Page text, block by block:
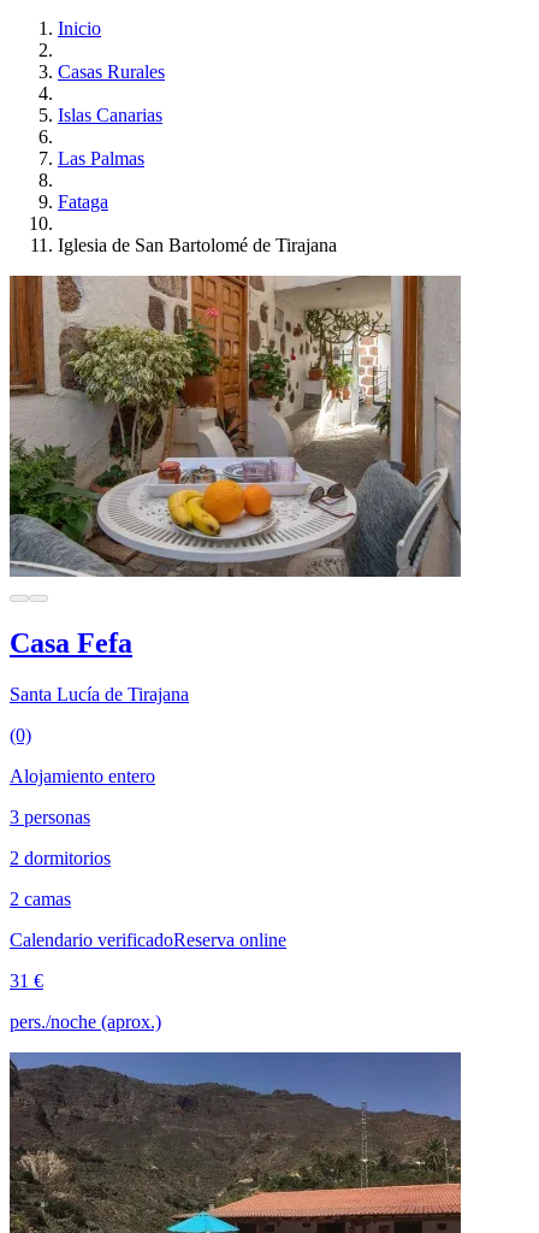
Inicio
Casas Rurales
Islas Canarias
Las Palmas
Fataga
Iglesia de San Bartolomé de Tirajana
Casa Fefa
Santa Lucía de Tirajana
(0)
Alojamiento entero
3 personas
2 dormitorios
2 camas
Calendario verificadoReserva online
31 €
pers./noche (aprox.)